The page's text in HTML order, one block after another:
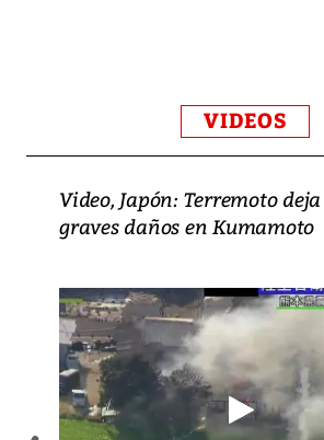
VIDEOS
Video, Japón: Terremoto
graves daños en Kumamoto